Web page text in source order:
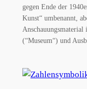
gegen Ende der
Kunst“ umbenannt,
(“Museum“) und